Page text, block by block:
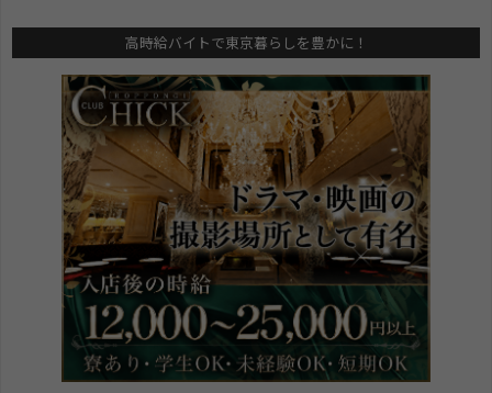
高時給バイトで東京暮らしを豊かに！